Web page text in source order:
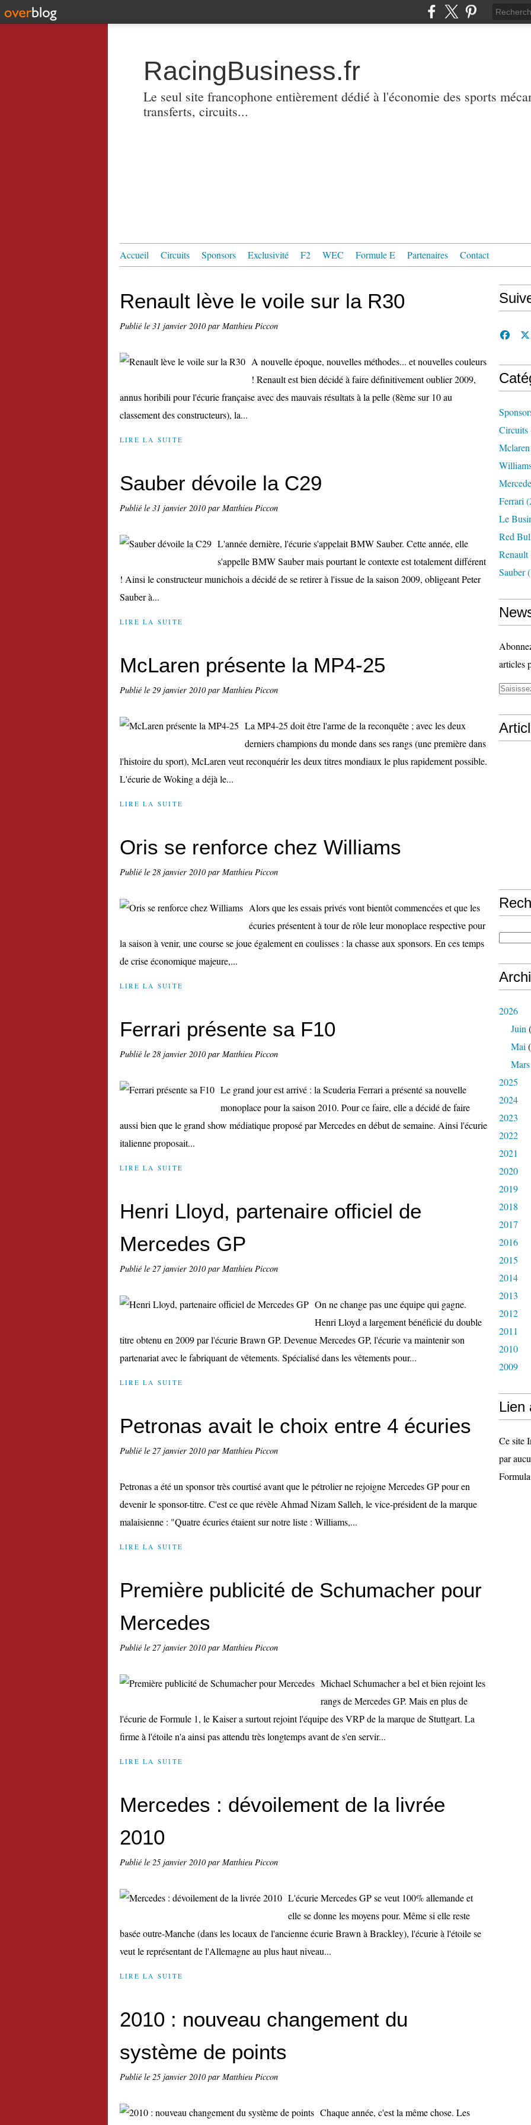
RacingBusiness.fr
Le seul site francophone entièrement dédié à l'économie des sports
transferts, circuits...
Accueil Circuits Sponsors Exclusivité F2 WEC Formule E Partenaires Contact
Renault lève le voile sur la R30
Publié le 31 janvier 2010par Matthieu Piccon
A nouvelle époque, nouvelles méthodes... et nouvelles couleurs
! Renault est bien décidé à faire définitivement oublier 2009,
annus horibili pour l'écurie française avec des mauvais résultats à la pelle (8ème sur 10 au
classement des constructeurs), la...
LIRE LA SUITE
Sauber dévoile la C29
Publié le 31 janvier 2010par Matthieu Piccon
L'année dernière, l'écurie s'appelait BMW Sauber. Cette année, elle
s'appelle BMW Sauber mais pourtant le contexte est totalement différent
! Ainsi le constructeur munichois a décidé de se retirer à l'issue de la saison 2009, obligeant Peter
Sauber à...
LIRE LA SUITE
McLaren présente la MP4-25
Publié le 29 janvier 2010par Matthieu Piccon
La MP4-25 doit être l'arme de la reconquête ; avec les deux
derniers champions du monde dans ses rangs (une première dans
l'histoire du sport), McLaren veut reconquérir les deux titres mondiaux le plus rapidement possible.
L'écurie de Woking a déjà le...
LIRE LA SUITE
Oris se renforce chez Williams
Publié le 28 janvier 2010par Matthieu Piccon
Alors que les essais privés vont bientôt commencées et que les
écuries présentent à tour de rôle leur monoplace respective pour
la saison à venir, une course se joue également en coulisses : la chasse aux sponsors. En ces temps
de crise économique majeure,...
LIRE LA SUITE
Ferrari présente sa F10
Publié le 28 janvier 2010par Matthieu Piccon
Le grand jour est arrivé : la Scuderia Ferrari a présenté sa nouvelle
monoplace pour la saison 2010. Pour ce faire, elle a décidé de faire
aussi bien que le grand show médiatique proposé par Mercedes en début de semaine. Ainsi l'écurie
italienne proposait...
LIRE LA SUITE
Henri Lloyd, partenaire officiel de
Mercedes GP
Publié le 27 janvier 2010par Matthieu Piccon
On ne change pas une équipe qui gagne.
Henri Lloyd a largement bénéficié du double
titre obtenu en 2009 par l'écurie Brawn GP. Devenue Mercedes GP, l'écurie va maintenir son
partenariat avec le fabriquant de vêtements. Spécialisé dans les vêtements pour...
LIRE LA SUITE
Petronas avait le choix entre 4 écuries
Publié le 27 janvier 2010par Matthieu Piccon
Petronas a été un sponsor très courtisé avant que le pétrolier ne rejoigne Mercedes GP pour en
devenir le sponsor-titre. C'est ce que révèle Ahmad Nizam Salleh, le vice-président de la marque
malaisienne : "Quatre écuries étaient sur notre liste : Williams,...
LIRE LA SUITE
Première publicité de Schumacher pour
Mercedes
Publié le 27 janvier 2010par Matthieu Piccon
Michael Schumacher a bel et bien rejoint les
rangs de Mercedes GP. Mais en plus de
l'écurie de Formule 1, le Kaiser a surtout rejoint l'équipe des VRP de la marque de Stuttgart. La
firme à l'étoile n'a ainsi pas attendu très longtemps avant de s'en servir...
LIRE LA SUITE
Mercedes : dévoilement de la livrée
2010
Publié le 25 janvier 2010par Matthieu Piccon
L'écurie Mercedes GP se veut 100% allemande et
elle se donne les moyens pour. Même si elle reste
basée outre-Manche (dans les locaux de l'ancienne écurie Brawn à Brackley), l'écurie à l'étoile se
veut le représentant de l'Allemagne au plus haut niveau...
LIRE LA SUITE
2010 : nouveau changement du
système de points
Publié le 25 janvier 2010par Matthieu Piccon
Chaque année, c'est la même chose. Les
Circuits
Mclaren
Ferrari
Le
Red
Renault
Sauber
articles
2026
Juin
Mai
Mars
2025
2024
2023
2022
2021
2020
2019
2018
2017
2016
2015
2014
2013
2012
2011
2010
2009
Lien
Ce site
par